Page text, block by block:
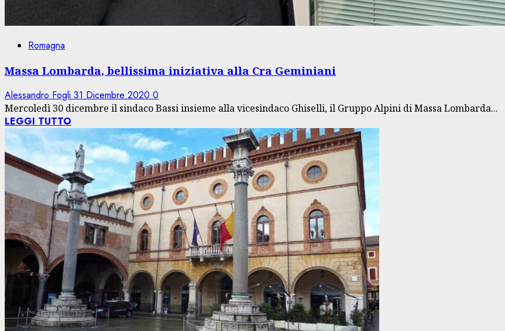
Romagna
Massa Lombarda, bellissima iniziativa alla Cra Geminiani
Alessandro Fogli 31 Dicembre 2020 0
Mercoledì 30 dicembre il sindaco Bassi insieme alla vicesindaco Ghiselli, il Gruppo Alpini di Massa Lombarda...
LEGGI TUTTO